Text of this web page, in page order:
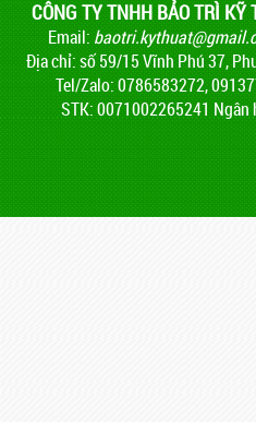
CÔNG TY TNHH BẢO TRÌ
Email:
Địa chỉ: số 59/15 Vĩnh Phú 37,
Tel/Zalo: 0786583272,
STK: 0071002265241 Ngân